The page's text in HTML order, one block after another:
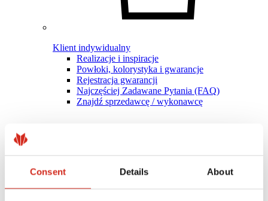
Consent Details About
Klient indywidualny
Realizacje i inspiracje
Powłoki, kolorystyka i gwarancje
Rejestracja gwarancji
Najczęściej Zadawane Pytania (FAQ)
Znajdź sprzedawcę / wykonawcę